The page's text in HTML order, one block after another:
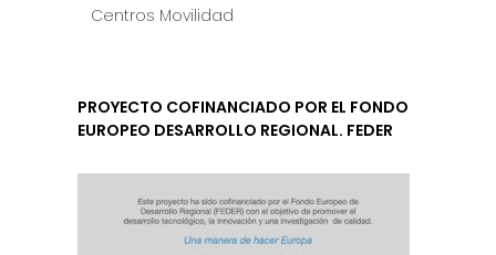
Centros Movilidad
PROYECTO COFINANCIADO POR EL FONDO
EUROPEO DESARROLLO REGIONAL. FEDER